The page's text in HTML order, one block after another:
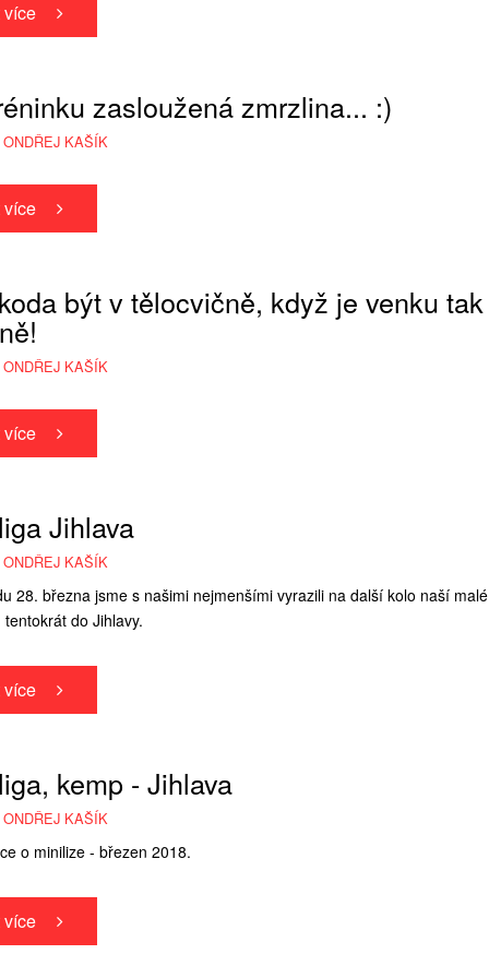
více
zasloužená zmrzlina... :)
KAŠÍK
více
být v tělocvičně, když je venku tak
KAŠÍK
více
Jihlava
KAŠÍK
28. března jsme s našimi nejmenšími vyrazili na další kolo naší malé
tentokrát do Jihlavy.
více
kemp - Jihlava
KAŠÍK
o minilize - březen 2018.
více